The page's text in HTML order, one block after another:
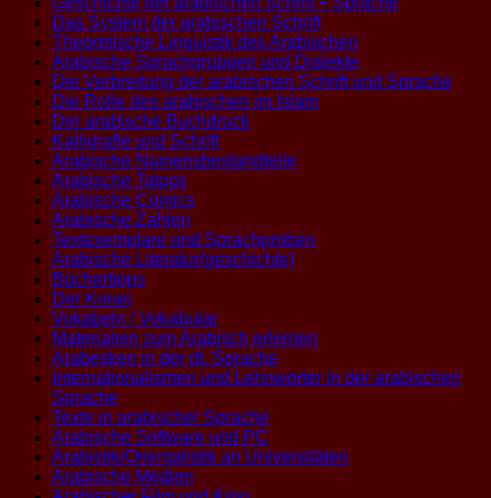
Das System der arabischen Schrift
Theoretische Linguistik des Arabischen
Arabische Sprachgruppen und Dialekte
Die Verbreitung der arabischen Schrift und Sprache
Die Rolle des arabischen im Islam
Der arabische Buchdruck
Kalligrafie und Schrift
Arabische Namensbestandteile
Arabische Tatoos
Arabische Comics
Arabische Zahlen
Textexemplare und Sprachproben
Arabische Literatur(geschichte)
Büchertipps
Der Koran
Vokabeln / Vokabular
Materialien zum Arabisch erlernen
Arabesken in der dt. Sprache
Internationalismen und Lehnwörter in der arabischen
Sprache
Texte in arabischer Sprache
Arabische Software und PC
Arabistik/Orientalistik an Universitäten
Arabische Medien